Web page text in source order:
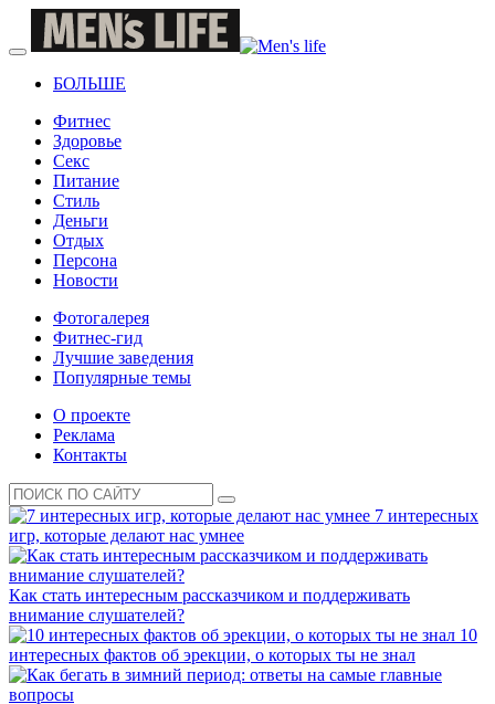
БОЛЬШЕ
Фитнес
Здоровье
Секс
Питание
Стиль
Деньги
Отдых
Персона
Новости
Фотогалерея
Фитнес-гид
Лучшие заведения
Популярные темы
О проекте
Реклама
Контакты
7 интересных
игр, которые делают нас умнее
Как стать интересным рассказчиком и поддерживать
внимание слушателей?
10
интересных фактов об эрекции, о которых ты не знал